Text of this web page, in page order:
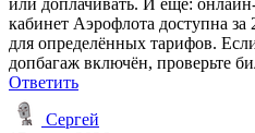
кабинет Аэрофлота доступна за
для определённых тарифов.
допбагаж включён, проверьте
Ответить
Сергей